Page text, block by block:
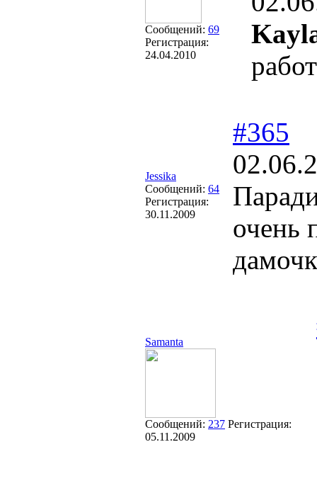
Сообщений: 69
Регистрация:
24.04.2010
Jessika
Сообщений: 64
Регистрация:
30.11.2009
#365
очень
Samanta
Сообщений: 237 Регистрация:
05.11.2009